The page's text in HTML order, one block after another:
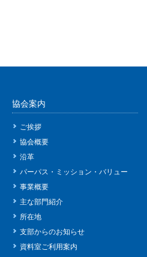
協会案内
ご挨拶
協会概要
沿革
パーパス・ミッション・バリュー
事業概要
主な部門紹介
所在地
支部からのお知らせ
資料室ご利用案内